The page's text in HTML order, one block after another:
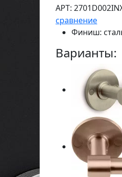
АРТ:
сравнение
Финиш:
Варианты: